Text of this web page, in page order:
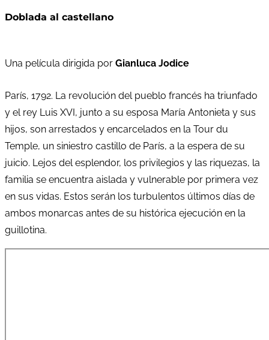
Doblada al castellano
Una película dirigida por Gianluca Jodice
París, 1792. La revolución del pueblo francés ha triunfado
y el rey Luis XVI, junto a su esposa María Antonieta y sus
hijos, son arrestados y encarcelados en la Tour du
Temple, un siniestro castillo de París, a la espera de su
juicio. Lejos del esplendor, los privilegios y las riquezas, la
familia se encuentra aislada y vulnerable por primera vez
en sus vidas. Estos serán los turbulentos últimos días de
ambos monarcas antes de su histórica ejecución en la
guillotina.